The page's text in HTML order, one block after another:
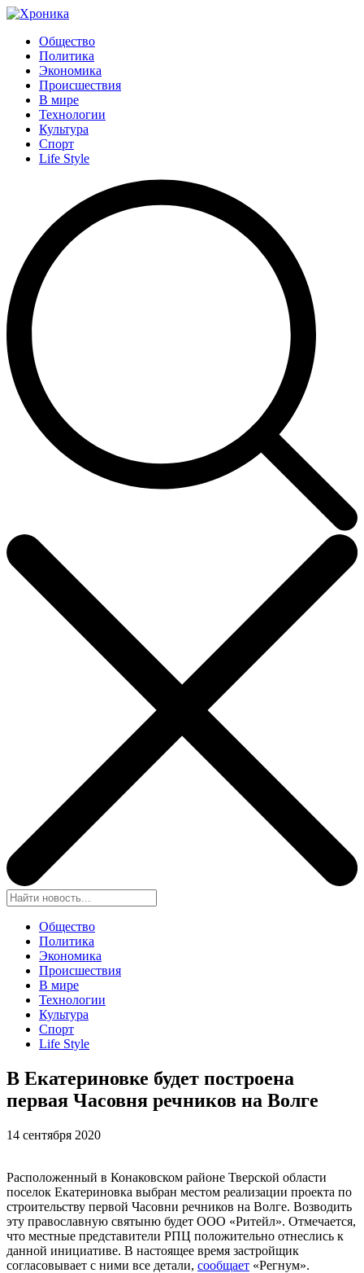
Общество
Политика
Экономика
Происшествия
В мире
Технологии
Культура
Спорт
Life Style
Общество
Политика
Экономика
Происшествия
В мире
Технологии
Культура
Спорт
Life Style
В Екатериновке будет построена
первая Часовня речников на Волге
14 сентября 2020
Расположенный в Конаковском районе Тверской области
поселок Екатериновка выбран местом реализации проекта по
строительству первой Часовни речников на Волге. Возводить
эту православную святыню будет ООО «Ритейл». Отмечается,
что местные представители РПЦ положительно отнеслись к
данной инициативе. В настоящее время застройщик
согласовывает с ними все детали, сообщает «Регнум».